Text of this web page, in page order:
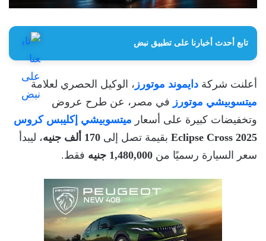
تابع أحدث أخبارنا على تطبيق نبض
أعلنت شركة دايموند موتورز ، الوكيل الحصري لعلامة
ميتسوبيشي موتورز في مصر، عن طرح عروض
وتخفيضات كبيرة على أسعار ميتسوبيشي إكليبس كروس
Eclipse Cross 2025 بقيمة تصل إلى 170 ألف جنيه
، ليبدأ
سعر السيارة رسميًا من 1,480,000 جنيه فقط.